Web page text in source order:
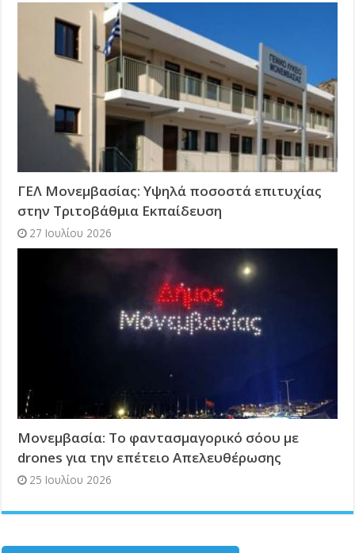
ΓΕΛ Μονεμβασίας: Υψηλά ποσοστά επιτυχίας
στην Τριτοβάθμια Εκπαίδευση
27 Ιουλίου 2026
Μονεμβασία: Το φαντασμαγορικό σόου με
drones για την επέτειο Απελευθέρωσης
25 Ιουλίου 2026